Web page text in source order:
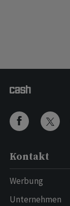
Kontakt
Werbung
Unternehmen